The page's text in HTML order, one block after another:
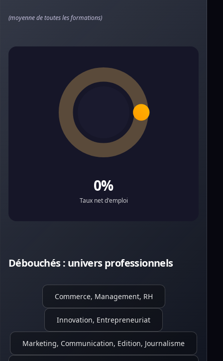
(moyenne de toutes les formations)
0%
Taux net d'emploi
Débouchés : univers professionnels
Commerce, Management, RH
Innovation, Entrepreneuriat
Marketing, Communication, Edition, Journalisme